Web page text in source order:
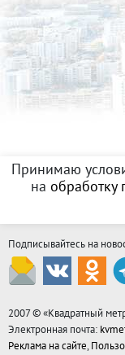
Принимаю
на обработку
Подписывайтесь на
2007 © «Квадратный
Электронная почта:
Реклама на сайте,